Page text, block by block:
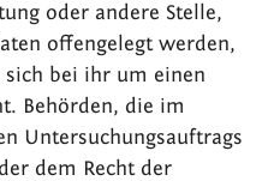
oder andere Stelle,
offengelegt werden,
sich bei ihr um einen
Behörden, die im
Untersuchungsauftrags
dem Recht der